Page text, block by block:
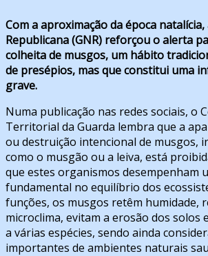
Com a aproximação da época
Republicana (GNR) reforçou o alerta
colheita de musgos, um hábito
de presépios, mas que constitui uma
grave.
Numa publicação nas redes sociais, o
Territorial da Guarda lembra que a
ou destruição intencional de musgos,
como o musgão ou a leiva, está
que estes organismos desempenham
fundamental no equilíbrio dos
funções, os musgos retêm humidade,
microclima, evitam a erosão dos solos
a várias espécies, sendo ainda
importantes de ambientes naturais